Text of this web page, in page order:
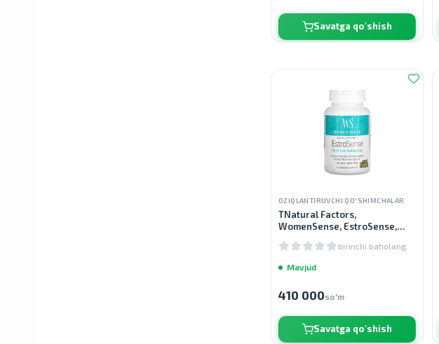
Savatga qo'shish
OZIQLANTIRUVCHI QO'SHIMCHALAR
TNatural Factors,
WomenSense, EstroSense,
kapsula
birinchi baholang
Mavjud
410 000so'm
Savatga qo'shish